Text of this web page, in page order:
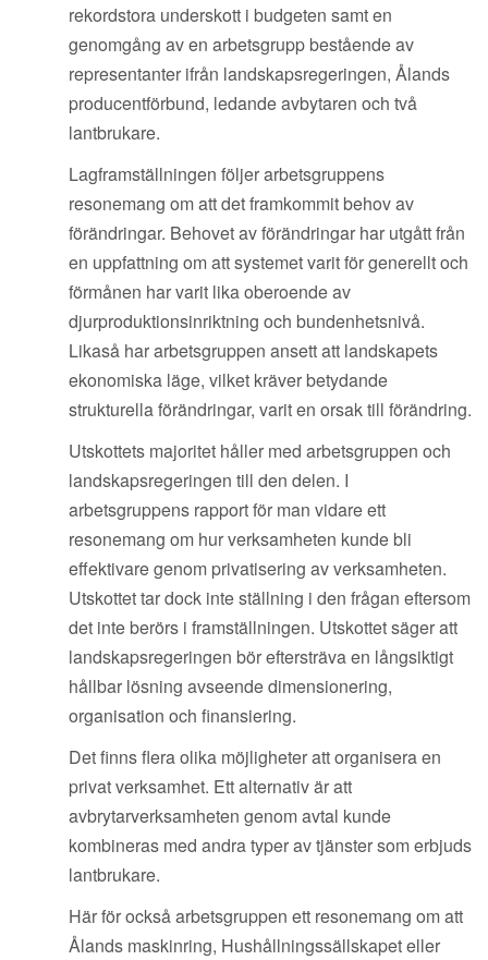
rekordstora underskott i budgeten samt en
genomgång av en arbetsgrupp bestående av
representanter ifrån landskapsregeringen, Ålands
producentförbund, ledande avbytaren och två
lantbrukare.
Lagframställningen följer arbetsgruppens
resonemang om att det framkommit behov av
förändringar. Behovet av förändringar har utgått från
en uppfattning om att systemet varit för generellt och
förmånen har varit lika oberoende av
djurproduktionsinriktning och bundenhetsnivå.
Likaså har arbetsgruppen ansett att landskapets
ekonomiska läge, vilket kräver betydande
strukturella förändringar, varit en orsak till förändring.
Utskottets majoritet håller med arbetsgruppen och
landskapsregeringen till den delen. I
arbetsgruppens rapport för man vidare ett
resonemang om hur verksamheten kunde bli
effektivare genom privatisering av verksamheten.
Utskottet tar dock inte ställning i den frågan eftersom
det inte berörs i framställningen. Utskottet säger att
landskapsregeringen bör eftersträva en långsiktigt
hållbar lösning avseende dimensionering,
organisation och finansiering.
Det finns flera olika möjligheter att organisera en
privat verksamhet. Ett alternativ är att
avbrytarverksamheten genom avtal kunde
kombineras med andra typer av tjänster som erbjuds
lantbrukare.
Här för också arbetsgruppen ett resonemang om att
Ålands maskinring, Hushållningssällskapet eller